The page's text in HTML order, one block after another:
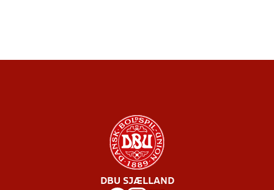
DBU SJÆLLAND